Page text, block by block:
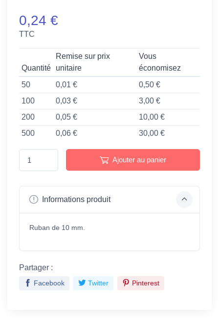
0,24 €
TTC
Quantité
Remise sur prix
unitaire
Vous
économisez
50
0,01 €
0,50 €
100
0,03 €
3,00 €
200
0,05 €
10,00 €
500
0,06 € 30,00 €
Ajouter au panier
Informations produit
Ruban de 10 mm.
Partager :
Facebook Twitter Pinterest